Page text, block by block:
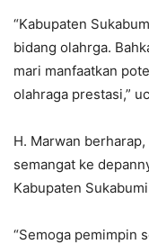
“Kabupaten
bidang olahrga.
mari manfaatkan
olahraga prestasi,”
H. Marwan
semangat ke
Kabupaten
“Semoga pemimpin